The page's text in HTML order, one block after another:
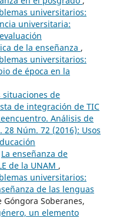
universitarios:
universitaria:
de la enseñanza ,
universitarios:
de época en la
situaciones de
de integración de TIC
Análisis de
Núm. 72 (2016): Usos
La enseñanza de
de la UNAM ,
universitarios:
de las lenguas
Soberanes,
un elemento